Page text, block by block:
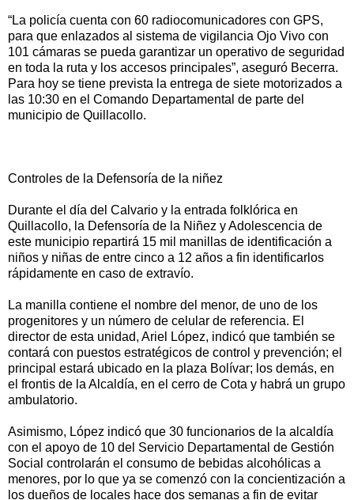
“La policía cuenta con 60 radiocomunicadores con GPS,
para que enlazados al sistema de vigilancia Ojo Vivo con
101 cámaras se pueda garantizar un operativo de seguridad
en toda la ruta y los accesos principales”, aseguró Becerra.
Para hoy se tiene prevista la entrega de siete motorizados a
las 10:30 en el Comando Departamental de parte del
municipio de Quillacollo.
Controles de la Defensoría de la niñez
Durante el día del Calvario y la entrada folklórica en
Quillacollo, la Defensoría de la Niñez y Adolescencia de
este municipio repartirá 15 mil manillas de identificación a
niños y niñas de entre cinco a 12 años a fin identificarlos
rápidamente en caso de extravío.
La manilla contiene el nombre del menor, de uno de los
progenitores y un número de celular de referencia. El
director de esta unidad, Ariel López, indicó que también se
contará con puestos estratégicos de control y prevención; el
principal estará ubicado en la plaza Bolívar; los demás, en
el frontis de la Alcaldía, en el cerro de Cota y habrá un grupo
ambulatorio.
Asimismo, López indicó que 30 funcionarios de la alcaldía
con el apoyo de 10 del Servicio Departamental de Gestión
Social controlarán el consumo de bebidas alcohólicas a
menores, por lo que ya se comenzó con la concientización a
los dueños de locales hace dos semanas a fin de evitar